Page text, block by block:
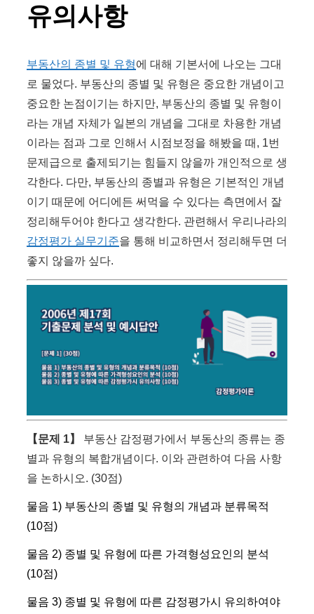
유의사항
부동산의 종별 및 유형에 대해 기본서에 나오는 그대
로 물었다. 부동산의 종별 및 유형은 중요한 개념이고
중요한 논점이기는 하지만, 부동산의 종별 및 유형이
라는 개념 자체가 일본의 개념을 그대로 차용한 개념
이라는 점과 그로 인해서 시점보정을 해봤을 때, 1번
문제급으로 출제되기는 힘들지 않을까 개인적으로 생
각한다. 다만, 부동산의 종별과 유형은 기본적인 개념
이기 때문에 어디에든 써먹을 수 있다는 측면에서 잘
정리해두어야 한다고 생각한다. 관련해서 우리나라의
감정평가 실무기준을 통해 비교하면서 정리해두면 더
좋지 않을까 싶다.
【문제 1】
부동산 감정평가에서 부동산의 종류는 종
별과 유형의 복합개념이다. 이와 관련하여 다음 사항
을 논하시오. (30점)
물음 1) 부동산의 종별 및 유형의 개념과 분류목적
(10점)
물음 2) 종별 및 유형에 따른 가격형성요인의 분석
(10점)
물음 3) 종별 및 유형에 따른 감정평가시 유의하여야